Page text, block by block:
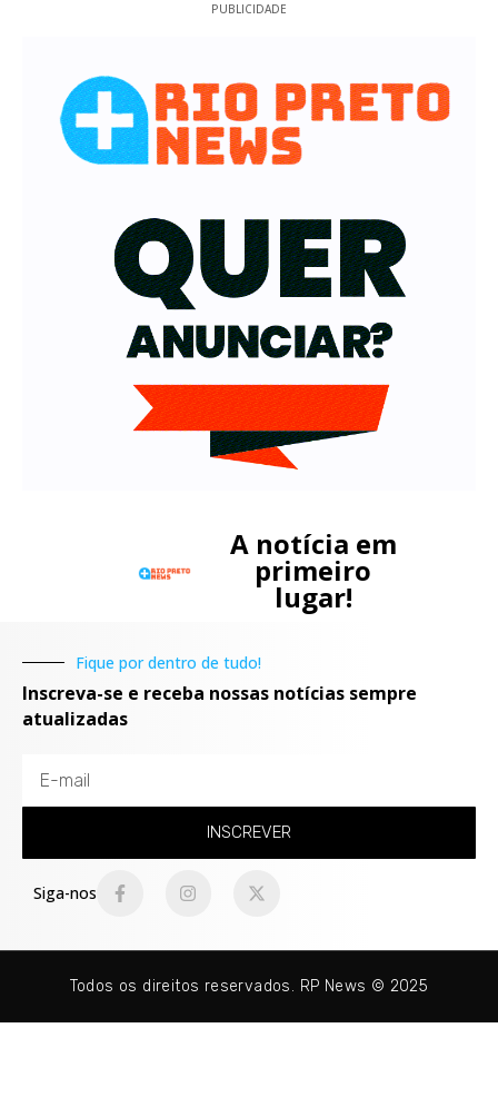
PUBLICIDADE
A notícia em
primeiro
lugar!
Fique por dentro de tudo!
Inscreva-se e receba nossas notícias sempre
atualizadas
INSCREVER
Siga-nos
Todos os direitos reservados. RP News © 2025